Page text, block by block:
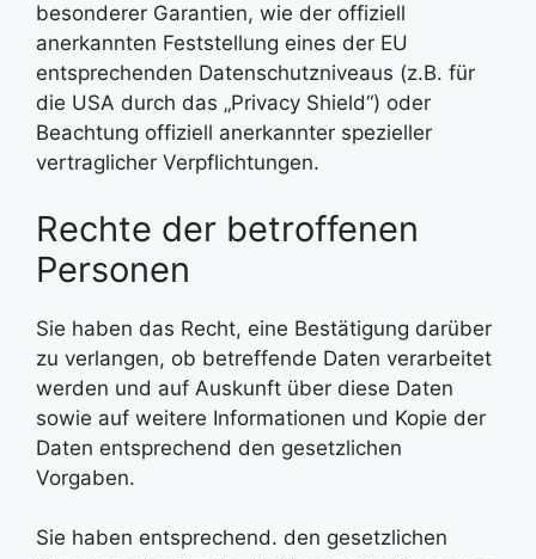
besonderer Garantien, wie der offiziell
anerkannten Feststellung eines der EU
entsprechenden Datenschutzniveaus (z.B. für
die USA durch das „Privacy Shield“) oder
Beachtung offiziell anerkannter spezieller
vertraglicher Verpflichtungen.
Rechte der betroffenen
Personen
Sie haben das Recht, eine Bestätigung darüber
zu verlangen, ob betreffende Daten verarbeitet
werden und auf Auskunft über diese Daten
sowie auf weitere Informationen und Kopie der
Daten entsprechend den gesetzlichen
Vorgaben.
Sie haben entsprechend. den gesetzlichen